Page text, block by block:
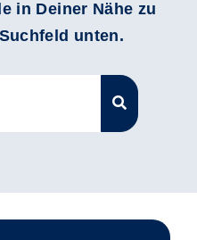
in Deiner Nähe zu
unten.